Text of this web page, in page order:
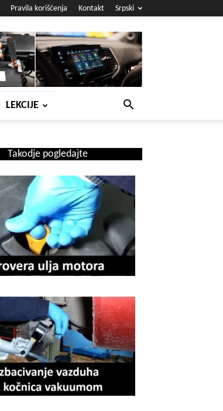
Pravila korišćenja Kontakt Srpski
LEKCIJE
Takodje pogledajte